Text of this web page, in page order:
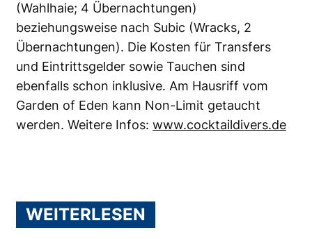
(Wahlhaie; 4 Übernachtungen)
beziehungsweise nach Subic (Wracks, 2
Übernachtungen). Die Kosten für Transfers
und Eintrittsgelder sowie Tauchen sind
ebenfalls schon inklusive. Am Hausriff vom
Garden of Eden kann Non-Limit getaucht
werden. Weitere Infos: www.cocktaildivers.de
WEITERLESEN